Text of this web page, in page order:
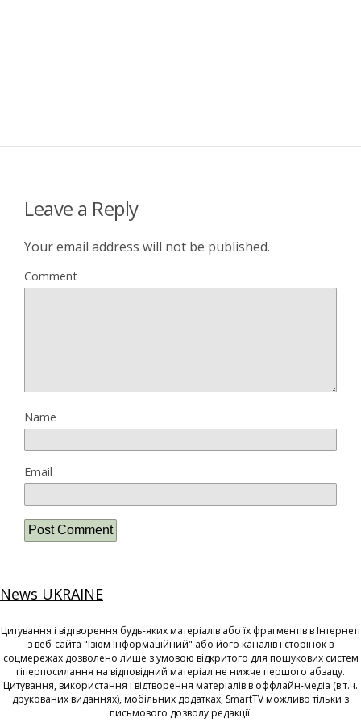
Leave a Reply
Your email address will not be published.
Comment
Name
Email
News UKRAINE
Цитування і відтворення будь-яких матеріалів або їх фрагментів в Інтернеті
з веб-сайта "Ізюм Інформаційний" або його каналів і сторінок в
соцмережах дозволено лише з умовою відкритого для пошукових систем
гіперпосилання на відповідний матеріал не нижче першого абзацу.
Цитування, використання і відтворення матеріалів в оффлайн-медіа (в т.ч.
друкованих виданнях), мобільних додатках, SmartTV можливо тільки з
письмового дозволу редакції.